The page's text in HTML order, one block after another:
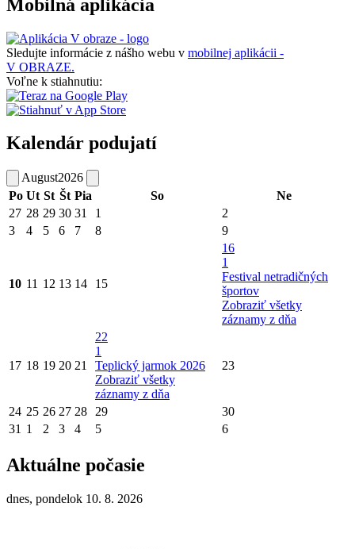
Mobilná aplikácia
Sledujte informácie z nášho webu v mobilnej aplikácii -
V OBRAZE.
Voľne k stiahnutiu:
Kalendár podujatí
August2026
Po Ut St Št Pia So
Ne
27 28 29 30 31 1
2
3
4 5 6 7 8 9
10 11 12 13 14 15
16
1
Festival netradičných
športov
Zobraziť všetky
záznamy z dňa
17 18 19 20 21
22
1
Teplický jarmok 2026
Zobraziť všetky
záznamy z dňa
23
24 25 26 27 28 29
30
31 1 2 3 4 5 6
Aktuálne počasie
dnes, pondelok 10. 8. 2026